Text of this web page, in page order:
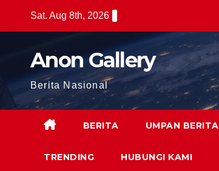
Sat. Aug 8th, 2026
Anon Gallery
Berita Nasional
BERITA UMPAN BERITA
TRENDING HUBUNGI KAMI